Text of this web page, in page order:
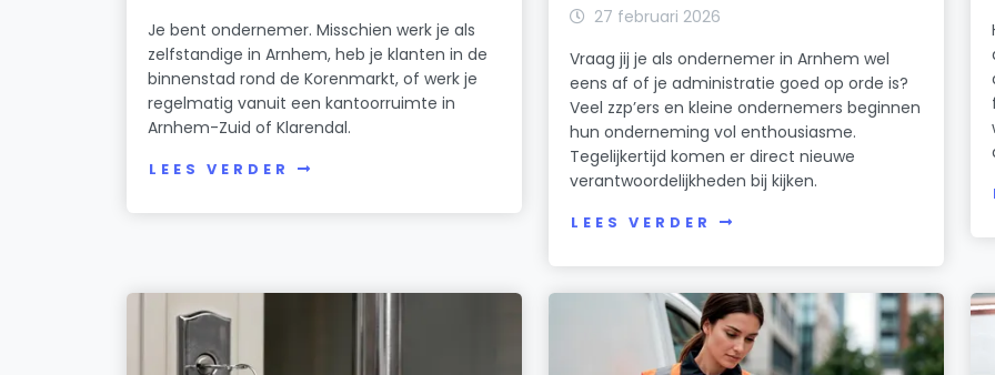
Je bent ondernemer. Misschien werk je als
zelfstandige in Arnhem, heb je klanten in de
binnenstad rond de Korenmarkt, of werk je
regelmatig vanuit een kantoorruimte in
Arnhem-Zuid of Klarendal.
LEES VERDER
27 februari 2026
Vraag jij je als ondernemer in Arnhem wel
eens af of je administratie goed op orde is?
Veel zzp’ers en kleine ondernemers beginnen
hun onderneming vol enthousiasme.
Tegelijkertijd komen er direct nieuwe
verantwoordelijkheden bij kijken.
LEES VERDER